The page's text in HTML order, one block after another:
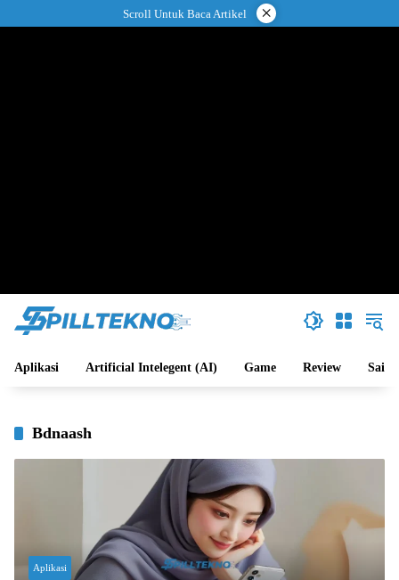
ke
Scroll Untuk Baca Artikel ×
Aplikasi Artificial Intelegent (AI) Game Review Sains
Bdnaash
Aplikasi